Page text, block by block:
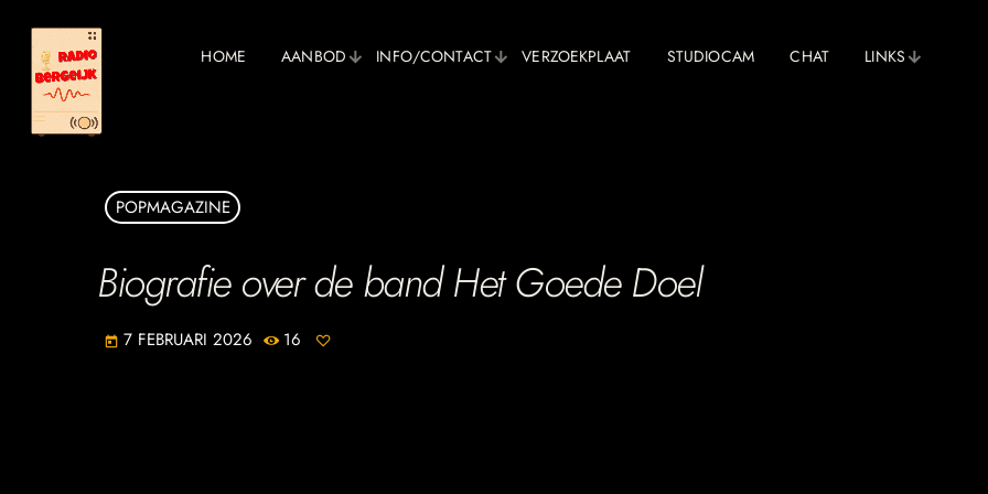
HOME AANBOD INFO/CONTACT VERZOEKPLAAT STUDIOCAM CHAT LINKS
POPMAGAZINE
Biografie over de band Het Goede Doel
today 7 FEBRUARI 2026 16